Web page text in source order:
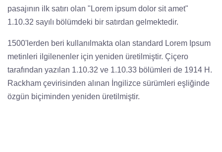
pasajının ilk satırı olan "Lorem ipsum dolor sit amet"
1.10.32 sayılı bölümdeki bir satırdan gelmektedir.
1500'lerden beri kullanılmakta olan standard Lorem Ipsum
metinleri ilgilenenler için yeniden üretilmiştir. Çiçero
tarafından yazılan 1.10.32 ve 1.10.33 bölümleri de 1914 H.
Rackham çevirisinden alınan İngilizce sürümleri eşliğinde
özgün biçiminden yeniden üretilmiştir.